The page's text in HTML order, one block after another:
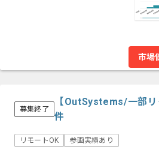
市場
募集終了
【OutSystems/一部リ
件
リモートOK 参画実績あり